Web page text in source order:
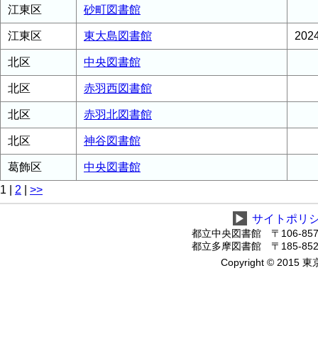
江東区 砂町図書館
江東区 東大島図書館
北区 中央図書館
北区 赤羽西図書館
北区 赤羽北図書館
北区 神谷図書館
葛飾区
中央図書館
1
2 >>
▶ サイトポリ
都立中央図書館 〒106-
都立多摩図書館 〒185-
Copyright © 2015 東